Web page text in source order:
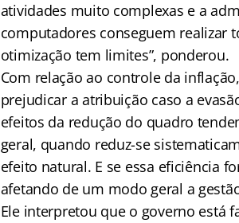
atividades muito complexas e a
computadores conseguem realizar
otimização tem limites”, ponderou.
Com relação ao controle da
prejudicar a atribuição caso a
efeitos da redução do quadro
geral, quando reduz-se
efeito natural. E se essa eficiência
afetando de um modo geral a
Ele interpretou que o governo está